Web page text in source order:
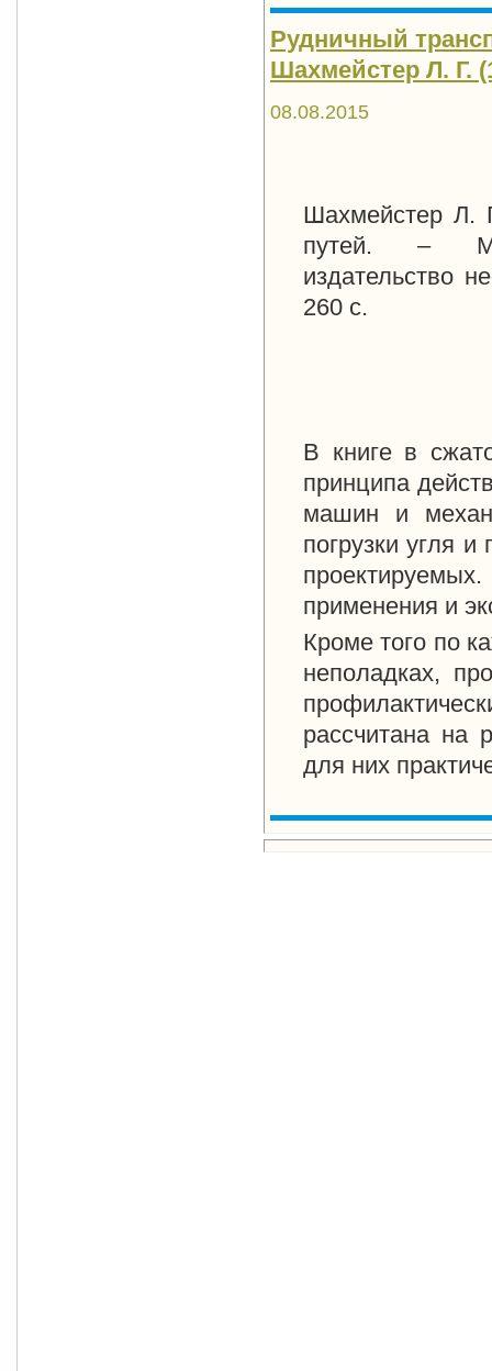
Рудничный
Шахмейстер Л. Г.
08.08.2015
Шахмейстер Л.
путей. – М.-
издательство
260 с.
В книге в
принципа
машин и
погрузки угля
применения и
Кроме того по
неполадках,
рассчитана на
для них